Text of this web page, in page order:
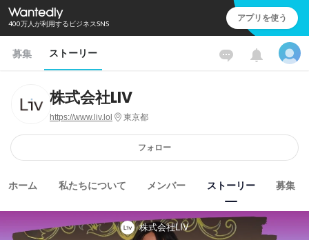
400万人が利用するビジネスSNS アプリを使う
募集 ストーリー
株式会社LIV
https://www.liv.lol 東京都
フォロー
ホーム 私たちについて メンバー ストーリー 募集
株式会社LIV